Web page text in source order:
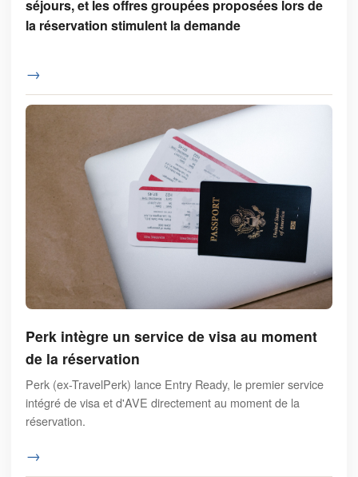
séjours, et les offres groupées proposées lors de
la réservation stimulent la demande
→
Perk intègre un service de visa au moment
de la réservation
Perk (ex-TravelPerk) lance Entry Ready, le premier service
intégré de visa et d'AVE directement au moment de la
réservation.
→